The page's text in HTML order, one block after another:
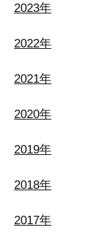
2023年
2022年
2021年
2020年
2019年
2018年
2017年